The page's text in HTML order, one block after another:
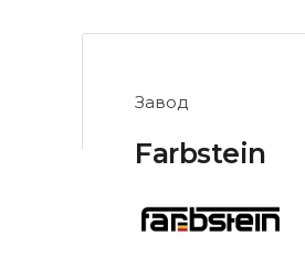
Завод
Farbstein